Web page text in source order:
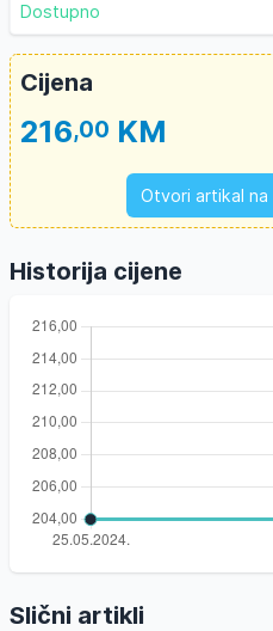
Dostupno
Cijena
216,00 KM
Otvori artikal na
Historija cijene
Slični artikli